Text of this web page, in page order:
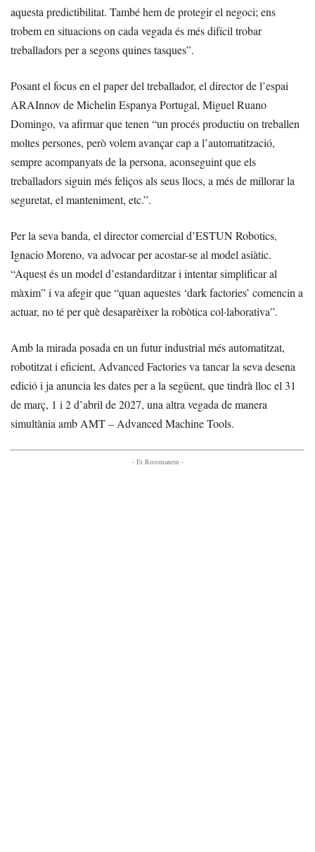
aquesta predictibilitat. També hem de protegir el negoci; ens
trobem en situacions on cada vegada és més difícil trobar
treballadors per a segons quines tasques”.
Posant el focus en el paper del treballador, el director de l’espai
ARAInnov de Michelin Espanya Portugal, Miguel Ruano
Domingo, va afirmar que tenen “un procés productiu on treballen
moltes persones, però volem avançar cap a l’automatització,
sempre acompanyats de la persona, aconseguint que els
treballadors siguin més feliços als seus llocs, a més de millorar la
seguretat, el manteniment, etc.”.
Per la seva banda, el director comercial d’ESTUN Robotics,
Ignacio Moreno, va advocar per acostar-se al model asiàtic.
“Aquest és un model d’estandarditzar i intentar simplificar al
màxim” i va afegir que “quan aquestes ‘dark factories’ comencin a
actuar, no té per què desaparèixer la robòtica col·laborativa”.
Amb la mirada posada en un futur industrial més automatitzat,
robotitzat i eficient, Advanced Factories va tancar la seva desena
edició i ja anuncia les dates per a la següent, que tindrà lloc el 31
de març, 1 i 2 d’abril de 2027, una altra vegada de manera
simultània amb AMT – Advanced Machine Tools.
- Et Recomanem -